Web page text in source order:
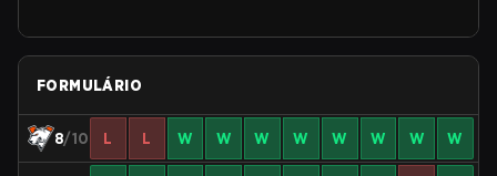
FORMULÁRIO
8/10 L L W W W W W W W W